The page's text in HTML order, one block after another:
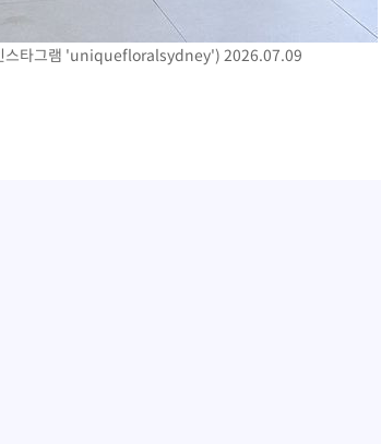
인스타그램 'uniquefloralsydney') 2026.07.09